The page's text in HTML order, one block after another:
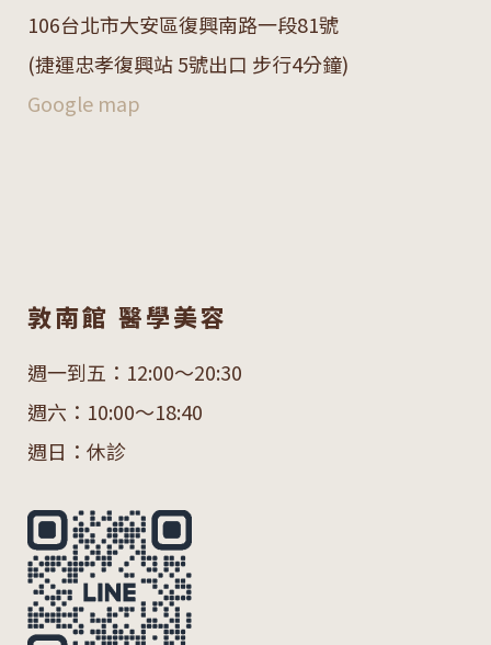
106台北市大安區復興南路一段81號
(捷運忠孝復興站 5號出口 步行4分鐘)
Google map
敦南館 醫學美容
週一到五：12:00～20:30
週六：10:00～18:40
週日：休診